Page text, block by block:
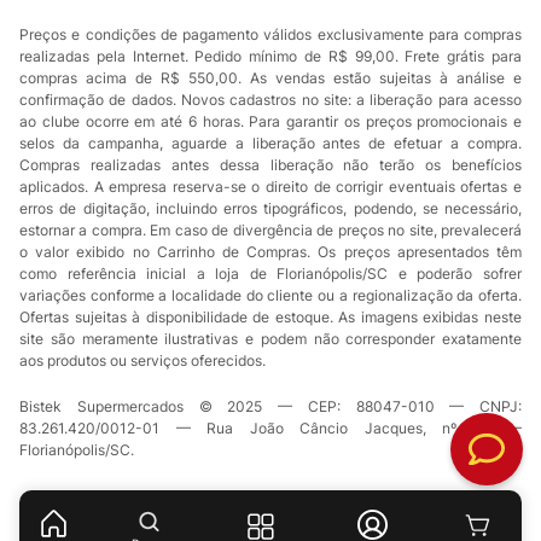
Preços e condições de pagamento válidos exclusivamente para compras
realizadas pela Internet. Pedido mínimo de R$ 99,00. Frete grátis para
compras acima de R$ 550,00. As vendas estão sujeitas à análise e
confirmação de dados. Novos cadastros no site: a liberação para acesso
ao clube ocorre em até 6 horas. Para garantir os preços promocionais e
selos da campanha, aguarde a liberação antes de efetuar a compra.
Compras realizadas antes dessa liberação não terão os benefícios
aplicados. A empresa reserva-se o direito de corrigir eventuais ofertas e
erros de digitação, incluindo erros tipográficos, podendo, se necessário,
estornar a compra. Em caso de divergência de preços no site, prevalecerá
o valor exibido no Carrinho de Compras. Os preços apresentados têm
como referência inicial a loja de Florianópolis/SC e poderão sofrer
variações conforme a localidade do cliente ou a regionalização da oferta.
Ofertas sujeitas à disponibilidade de estoque. As imagens exibidas neste
site são meramente ilustrativas e podem não corresponder exatamente
aos produtos ou serviços oferecidos.
Bistek Supermercados © 2025 — CEP: 88047-010 — CNPJ:
83.261.420/0012-01 — Rua João Câncio Jacques, nº 49 —
Florianópolis/SC.